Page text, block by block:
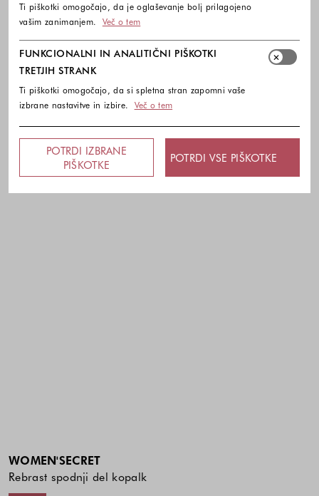
WOMEN'SECRET
Rebrast spodnji del kopalk
Ti piškotki omogočajo, da je oglaševanje bolj prilagojeno
vašim zanimanjem.
Več o tem
FUNKCIONALNI IN ANALITIČNI PIŠKOTKI
TRETJIH STRANK
Ti piškotki omogočajo, da si spletna stran zapomni vaše
izbrane nastavitve in izbire.
Več o tem
POTRDI IZBRANE
PIŠKOTKE
POTRDI VSE PIŠKOTKE